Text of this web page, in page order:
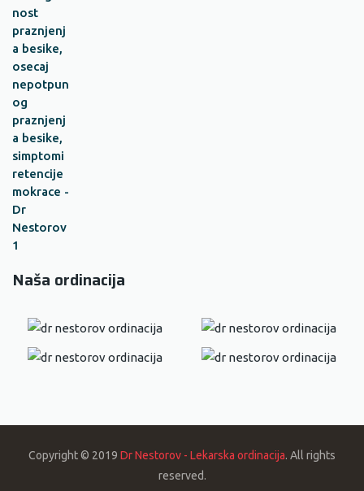
Naša ordinacija
Copyright © 2019 Dr Nestorov - Lekarska ordinacija. All rights
reserved.